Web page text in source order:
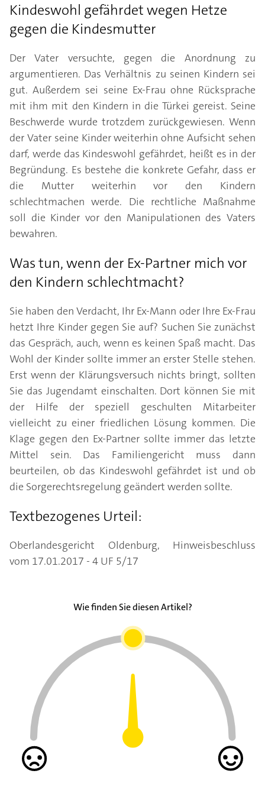
Kindeswohl gefährdet wegen Hetze
gegen die Kindesmutter
Der Vater versuchte, gegen die Anordnung zu
argumentieren. Das Verhältnis zu seinen Kindern sei
gut. Außerdem sei seine Ex-Frau ohne Rücksprache
mit ihm mit den Kindern in die Türkei gereist. Seine
Beschwerde wurde trotzdem zurückgewiesen. Wenn
der Vater seine Kinder weiterhin ohne Aufsicht sehen
darf, werde das Kindeswohl gefährdet, heißt es in der
Begründung. Es bestehe die konkrete Gefahr, dass er
die Mutter weiterhin vor den Kindern
schlechtmachen werde. Die rechtliche Maßnahme
soll die Kinder vor den Manipulationen des Vaters
bewahren.
Was tun, wenn der Ex-Partner mich vor
den Kindern schlechtmacht?
Sie haben den Verdacht, Ihr Ex-Mann oder Ihre Ex-Frau
hetzt Ihre Kinder gegen Sie auf? Suchen Sie zunächst
das Gespräch, auch, wenn es keinen Spaß macht. Das
Wohl der Kinder sollte immer an erster Stelle stehen.
Erst wenn der Klärungsversuch nichts bringt, sollten
Sie das Jugendamt einschalten. Dort können Sie mit
der Hilfe der speziell geschulten Mitarbeiter
vielleicht zu einer friedlichen Lösung kommen. Die
Klage gegen den Ex-Partner sollte immer das letzte
Mittel sein. Das Familiengericht muss dann
beurteilen, ob das Kindeswohl gefährdet ist und ob
die Sorgerechtsregelung geändert werden sollte.
Textbezogenes Urteil:
Oberlandesgericht Oldenburg, Hinweisbeschluss
vom 17.01.2017 - 4 UF 5/17
Wie finden Sie diesen Artikel?